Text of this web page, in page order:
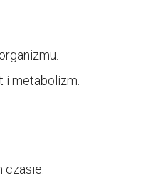
i metabolizm.
czasie: